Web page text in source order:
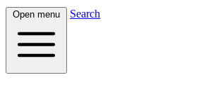
Open menu Search